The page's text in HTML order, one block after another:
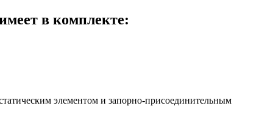
в комплекте:
элементом и запорно-присоединительным